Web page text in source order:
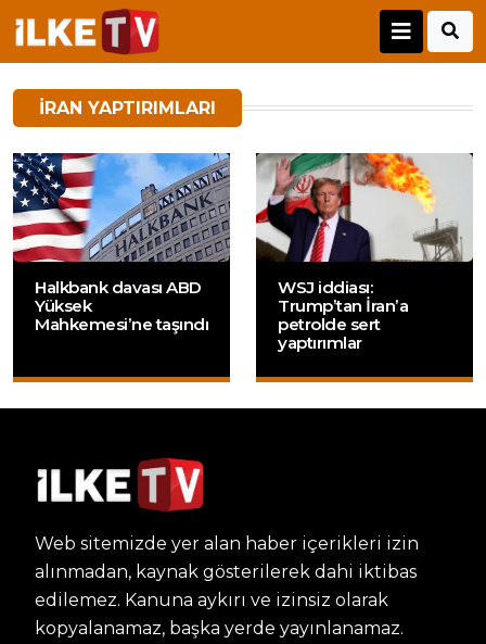
İRAN YAPTIRIMLARI
Halkbank davası ABD
Yüksek
Mahkemesi’ne taşındı
WSJ iddiası:
Trump’tan İran’a
petrolde sert
yaptırımlar
Web sitemizde yer alan haber içerikleri izin
alınmadan, kaynak gösterilerek dahi iktibas
edilemez. Kanuna aykırı ve izinsiz olarak
kopyalanamaz, başka yerde yayınlanamaz.